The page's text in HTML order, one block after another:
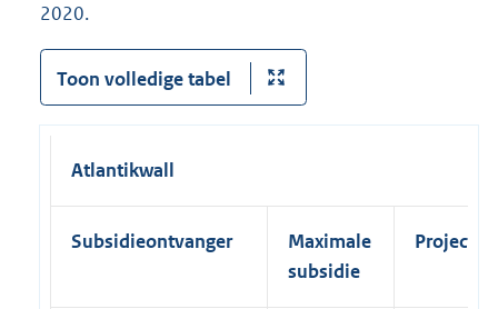
2020.
Toon volledige tabel
Atlantikwall
Subsidieontvanger
Maximale
subsidie